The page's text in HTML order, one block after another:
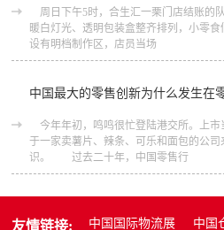
周日下午5时，合生汇一栗门店结账的
暖白灯光、透明包装盒整齐排列，小零
设有明档制作区，店员当场
中国最大的零售创新为什么发生在
今年年初，鸣鸣很忙登陆港交所。上
于一家卖薯片、辣条、可乐和面包的公
识。 过去二十年，中国零售行
友情链接: 中国国际物流展 中国